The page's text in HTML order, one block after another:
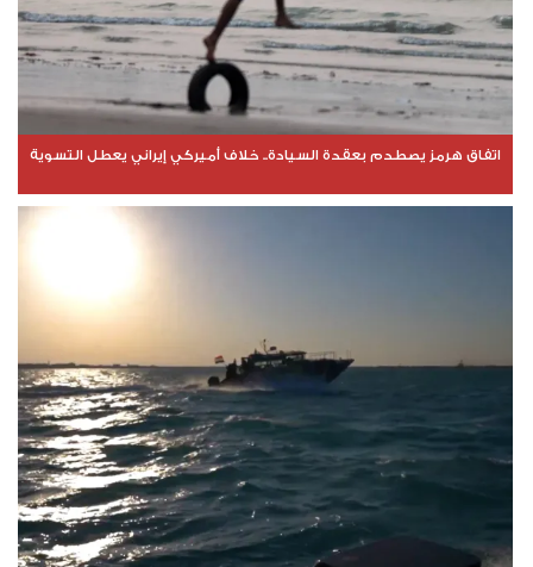
اتفاق هرمز يصطدم بعقدة السيادة.. خلاف أميركي إيراني يعطل التسوية